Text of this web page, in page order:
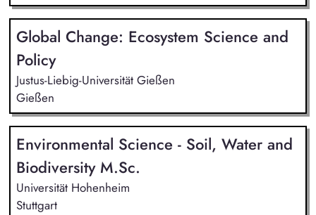
Global Change: Ecosystem Science and
Policy
Justus-Liebig-Universität Gießen
Gießen
Environmental Science - Soil, Water and
Biodiversity M.Sc.
Universität Hohenheim
Stuttgart